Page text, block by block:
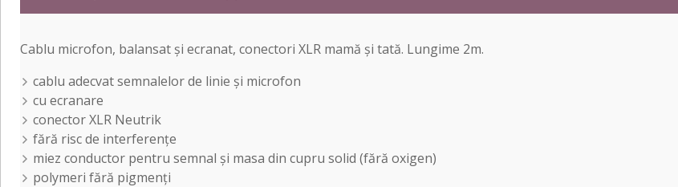
Cablu microfon, balansat și ecranat, conectori XLR mamă și tată. Lungime 2m.
cablu adecvat semnalelor de linie și microfon
cu ecranare
conector XLR Neutrik
fără risc de interferențe
miez conductor pentru semnal și masa din cupru solid (fără oxigen)
polymeri fără pigmenți